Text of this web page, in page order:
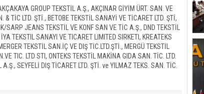
GROUP TEKSTİL A.Ş., AKÇINAR GİYİM ÜRT. SAN. VE
& TİC LTD. ŞTİ., BETOBE TEKSTİL SANAYİ VE TİCARET LTD. ŞTİ,
SARP JEANS TEKSTİL VE KONF SAN VE TİC A.Ş., DND TEKSTİL
TEKSTIL SANAYI VE TICARET LIMITED SIRKETI, KREATEKS
TEKSTİL SAN.İÇ VE DIŞ TİC.LTD.ŞTİ., MERGÜ TEKSTİL
TIC. LTD STI, ONTEKS TEKSTİL MAKİNA GIDA SAN. TİC. LTD.
SEYFELİ DIŞ TİCARET LTD. ŞTİ. ve YILMAZ TEKS. SAN. TİC.